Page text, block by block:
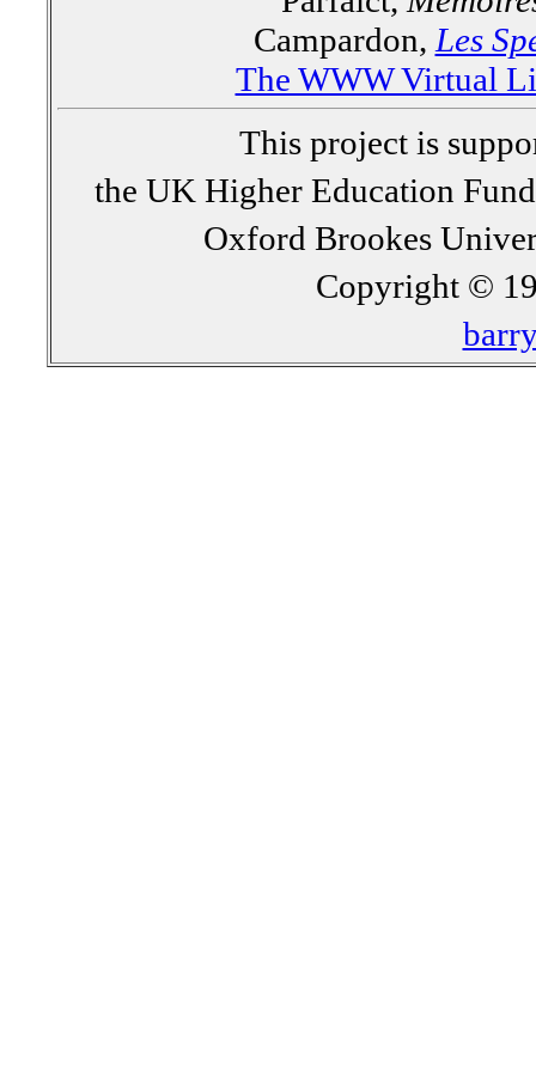
Campardon, Les
The WWW Virtual
This project is
the UK Higher Education
Oxford Brookes
Copyright ©